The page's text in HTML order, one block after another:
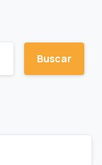
Buscar